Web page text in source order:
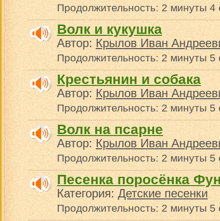
Продолжительность: 2 минуты 4
Волк и кукушка
Автор:Крылов Иван
Продолжительность: 2 минуты 5
Крестьянин и собака
Автор:Крылов Иван
Продолжительность: 2 минуты 5
Волк на псарне
Автор:Крылов Иван
Продолжительность: 2 минуты 5
Песенка поросёнка
Категория:Детские песенки
Продолжительность: 2 минуты 5